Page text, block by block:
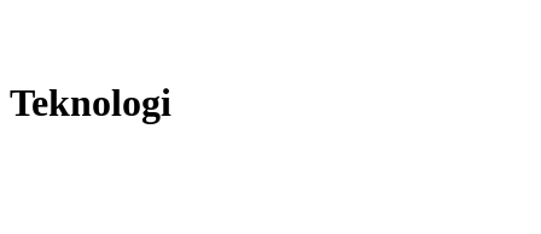
Teknologi